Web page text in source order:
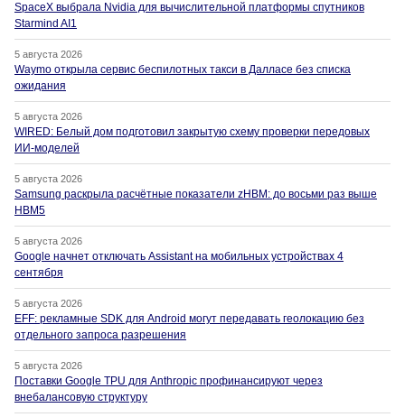
SpaceX выбрала Nvidia для вычислительной платформы спутников
Starmind AI1
5 августа 2026
Waymo открыла сервис беспилотных такси в Далласе без списка
ожидания
5 августа 2026
WIRED: Белый дом подготовил закрытую схему проверки передовых
ИИ-моделей
5 августа 2026
Samsung раскрыла расчётные показатели zHBM: до восьми раз выше
HBM5
5 августа 2026
Google начнет отключать Assistant на мобильных устройствах 4
сентября
5 августа 2026
EFF: рекламные SDK для Android могут передавать геолокацию без
отдельного запроса разрешения
5 августа 2026
Поставки Google TPU для Anthropic профинансируют через
внебалансовую структуру